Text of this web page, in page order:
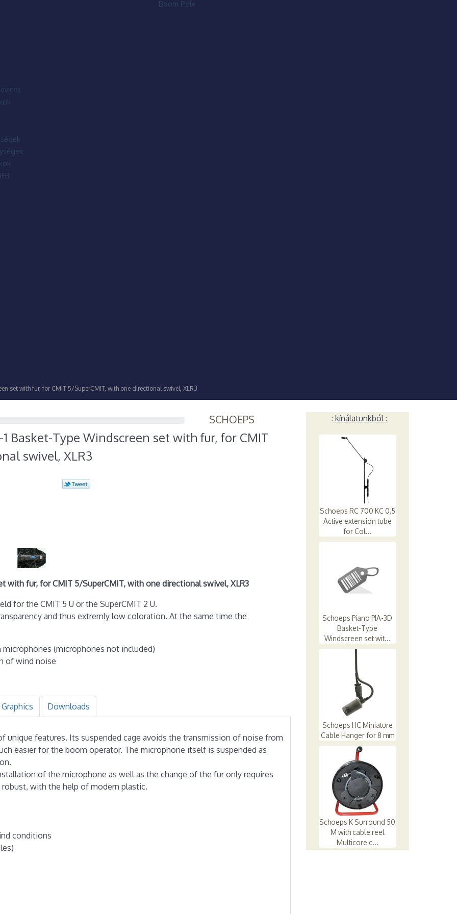
Boom Pole
set with fur, for CMIT 5/SuperCMIT, with one directional swivel, XLR3
SCHOEPS
1 Basket-Type Windscreen set with fur, for CMIT
swivel, XLR3
with fur, for CMIT 5/SuperCMIT, with one directional swivel, XLR3
for the CMIT 5 U or the SuperCMIT 2 U.
and thus extremly low coloration. At the same time the
microphones (microphones not included)
of wind noise
Graphics Downloads
unique features. Its suspended cage avoids the transmission of noise from
easier for the boom operator. The microphone itself is suspended as
of the microphone as well as the change of the fur only requires
with the help of modern plastic.
conditions
: kínálatunkból :
Schoeps RC 700 KC 0,5
Active extension tube
for Col...
Schoeps Piano PIA-3D
Basket-Type
Windscreen set wit...
Schoeps HC Miniature
Cable Hanger for 8 mm
Schoeps K Surround 50
M with cable reel
Multicore c...